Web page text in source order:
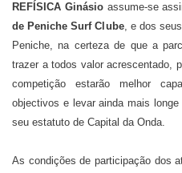
REFÍSICA Ginásioassume-se
de Peniche Surf Clube, e dos
Peniche, na certeza de que a
trazer a todos valor acrescentado,
competição estarão melhor
objectivos e levar ainda mais
seu estatuto de Capital da Onda.
As condições de participação dos